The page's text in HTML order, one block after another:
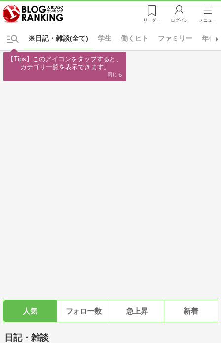
リーダー ログイン メニュー
※日記・雑談(全て) 学生 働くヒト ファミリー 年代
人気 フォロー数 急上昇 新着
日記・雑談
【Tips】このアイコンをタップすると、
カテゴリ一覧を表示できます。
閉じる